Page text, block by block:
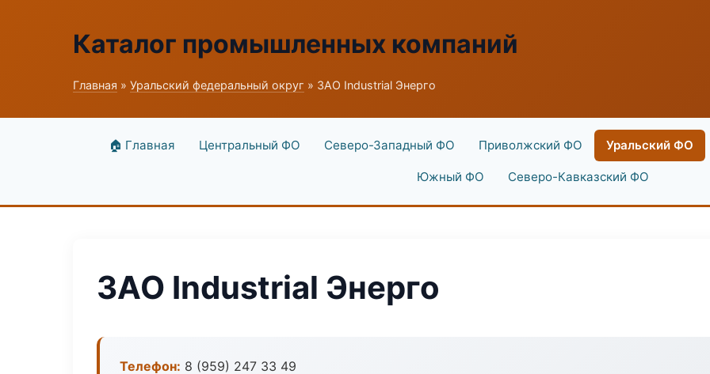
Каталог промышленных компаний
Главная » Уральский федеральный округ » ЗАО Industrial Энерго
🏠 Главная Центральный ФО Северо-Западный ФО Приволжский ФО Уральский ФО
Южный ФО Северо-Кавказский ФО
ЗАО Industrial Энерго
Телефон: 8 (959) 247 33 49